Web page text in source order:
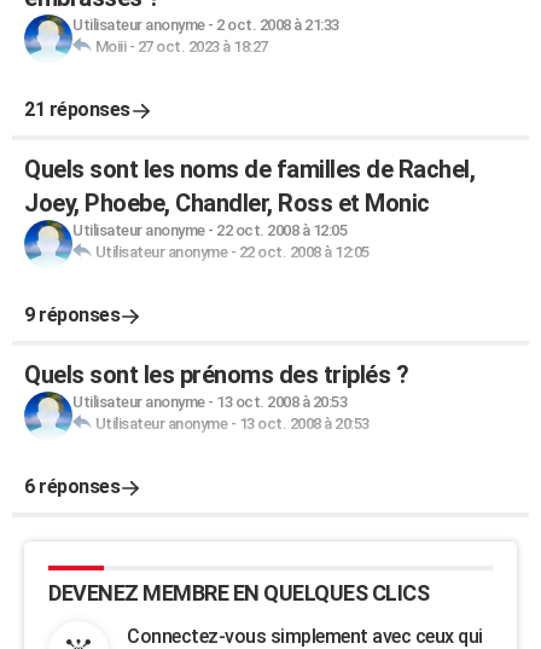
Utilisateur anonyme- 2 oct. 2008 à 21:33
Moiii- 27 oct. 2023 à 18:27
21 réponses
Quels sont les noms de familles de Rachel,
Joey, Phoebe, Chandler, Ross et Monic
Utilisateur anonyme- 22 oct. 2008 à 12:05
Utilisateur anonyme- 22 oct. 2008 à 12:05
9 réponses
Quels sont les prénoms des triplés ?
Utilisateur anonyme- 13 oct. 2008 à 20:53
Utilisateur anonyme- 13 oct. 2008 à 20:53
6 réponses
DEVENEZ MEMBRE EN QUELQUES CLICS
Connectez-vous simplement avec ceux qui